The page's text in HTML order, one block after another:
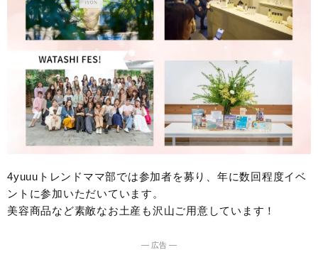
4yuuuトレンドママ部では参加者を募り、年に数回程度イベ
ントに参加いただいています。
美容商品など素敵なお土産も沢山ご用意しています！
― 広告 ―